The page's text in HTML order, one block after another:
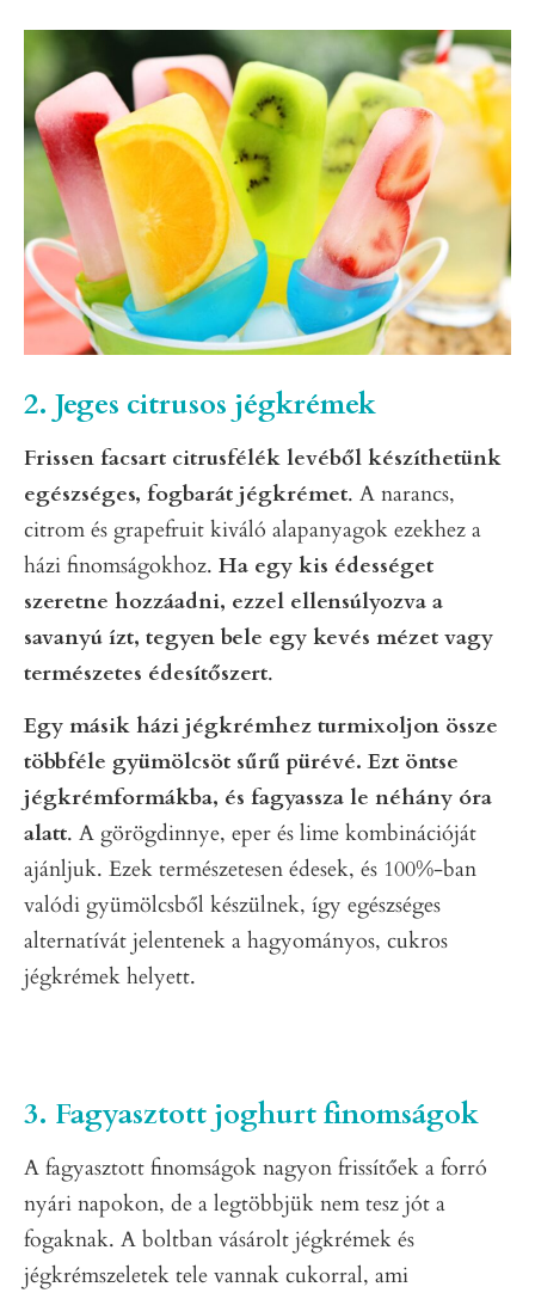
2. Jeges citrusos jégkrémek
Frissen facsart citrusfélék levéből készíthetünk
egészséges, fogbarát jégkrémet. A narancs,
citrom és grapefruit kiváló alapanyagok ezekhez a
házi finomságokhoz. Ha egy kis édességet
szeretne hozzáadni, ezzel ellensúlyozva a
savanyú ízt, tegyen bele egy kevés mézet vagy
természetes édesítőszert.
Egy másik házi jégkrémhez turmixoljon össze
többféle gyümölcsöt sűrű pürévé. Ezt öntse
jégkrémformákba, és fagyassza le néhány óra
alatt. A görögdinnye, eper és lime kombinációját
ajánljuk. Ezek természetesen édesek, és 100%-ban
valódi gyümölcsből készülnek, így egészséges
alternatívát jelentenek a hagyományos, cukros
jégkrémek helyett.
3. Fagyasztott joghurt finomságok
A fagyasztott finomságok nagyon frissítőek a forró
nyári napokon, de a legtöbbjük nem tesz jót a
fogaknak. A boltban vásárolt jégkrémek és
jégkrémszeletek tele vannak cukorral, ami